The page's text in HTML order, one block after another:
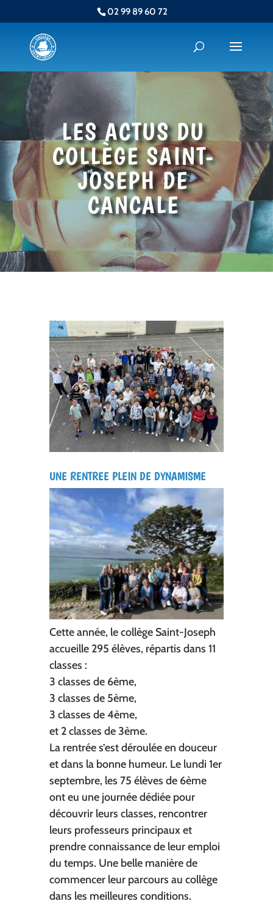
02 99 89 60 72
LES ACTUS DU
COLLÈGE SAINT-
JOSEPH DE
CANCALE
UNE RENTREE PLEIN DE DYNAMISME
Cette année, le collège Saint-Joseph
accueille 295 élèves, répartis dans 11
classes :
3 classes de 6ème,
3 classes de 5ème,
3 classes de 4ème,
et 2 classes de 3ème.
La rentrée s’est déroulée en douceur
et dans la bonne humeur. Le lundi 1er
septembre, les 75 élèves de 6ème
ont eu une journée dédiée pour
découvrir leurs classes, rencontrer
leurs professeurs principaux et
prendre connaissance de leur emploi
du temps. Une belle manière de
commencer leur parcours au collège
dans les meilleures conditions.